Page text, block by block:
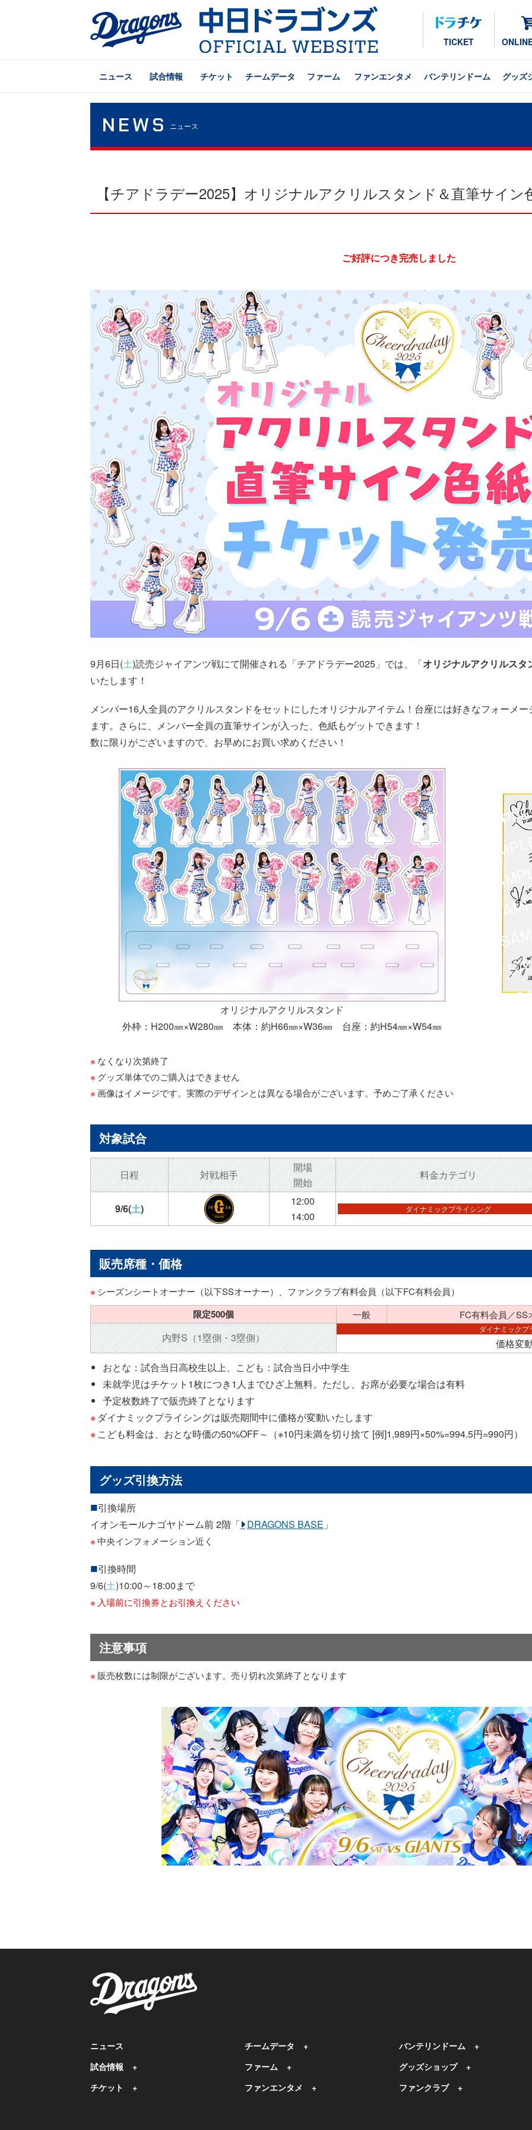
TICKET
ニュース 試合情報 チケット チームデータ ファーム ファンエンタメ バンテリンドーム グッズ
NEWS ニュース
【チアドラデー2025】オリジナルアクリルスタンド＆直筆サイ
ご好評につき完売しました
9月6日(土)読売ジャイアンツ戦にて開催される「チアドラデー2025」では、「オリジナルアクリルス
いたします！
メンバー16人全員のアクリルスタンドをセットにしたオリジナルアイテム！台座には好きなフォーメ
ます。さらに、メンバー全員の直筆サインが入った、色紙もゲットできます！
数に限りがございますので、お早めにお買い求めください！
オリジナルアクリルスタンド
外枠：H200㎜×W280㎜ 本体：約H66㎜×W36㎜ 台座：約H54㎜×W54㎜
なくなり次第終了
グッズ単体でのご購入はできません
画像はイメージです。実際のデザインとは異なる場合がございます。予めご了承ください
対象試合
日程 対戦相手
開場
開始
料金カテゴリ
9/6(土)
12:00
14:00
ダイナミックプライシング
販売席種・価格
シーズンシートオーナー（以下SSオーナー）、ファンクラブ有料会員（以下FC有料会員）
限定500個 一般 FC有料会員／SS
内野S（1塁側・3塁側）
ダイナミックプ
価格変
おとな：試合当日高校生以上、こども：試合当日小中学生
未就学児はチケット1枚につき1人までひざ上無料。ただし、お席が必要な場合は有料
予定枚数終了で販売終了となります
ダイナミックプライシングは販売期間中に価格が変動いたします
こども料金は、おとな時価の50%OFF～（※10円未満を切り捨て [例]1,989円×50%=994.5円=990円）
グッズ引換方法
引換場所
イオンモールナゴヤドーム前 2階「 DRAGONS BASE 」
中央インフォメーション近く
引換時間
9/6(土)10:00～18:00まで
入場前に引換券とお引換えください
注意事項
販売枚数には制限がございます。売り切れ次第終了となります
ニュース
試合情報
チケット
チームデータ
ファーム
ファンエンタメ
バンテリンドーム
グッズショップ
ファンクラブ